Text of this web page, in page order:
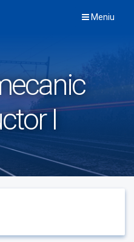
Meniu
I